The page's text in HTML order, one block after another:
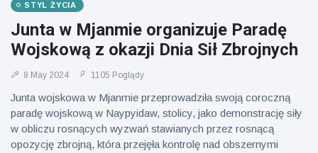
STYL ŻYCIA
Junta w Mjanmie organizuje Paradę
Wojskową z okazji Dnia Sił Zbrojnych
8 May 2024 1105 Poglądy
Junta wojskowa w Mjanmie przeprowadziła swoją coroczną
paradę wojskową w Naypyidaw, stolicy, jako demonstrację siły
w obliczu rosnących wyzwań stawianych przez rosnącą
opozycję zbrojną, która przejęła kontrolę nad obszernymi